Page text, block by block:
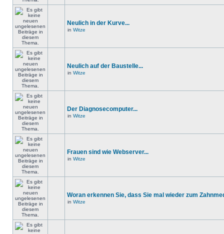
Neulich in der Kurve...
in Witze
Neulich auf der Baustelle...
in Witze
Der Diagnosecomputer...
in Witze
Frauen sind wie Webserver...
in Witze
Woran erkennen Sie, dass Sie mal wieder zum
in Witze